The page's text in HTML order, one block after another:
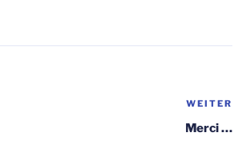
WEITER
Merci …